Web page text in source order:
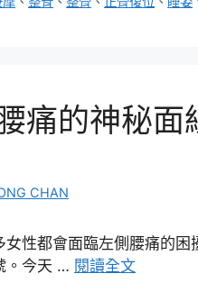
痛的神秘
CHAN
性都會面臨左側腰痛的
。今天 … 閱讀全文